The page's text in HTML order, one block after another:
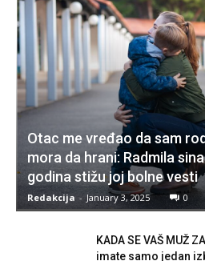
Otac me vređao da sam
mora da hrani: Radmila
godina stižu joj bolne vesti
Redakcija - January 3, 2025 0
KADA SE VAŠ MUŽ
imate samo jedan